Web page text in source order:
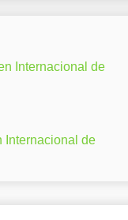
Internacional de
Internacional de